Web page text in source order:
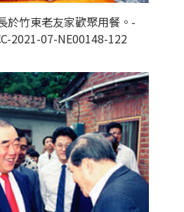
於竹東老友家歡聚用餐。-
2021-07-NE00148-122